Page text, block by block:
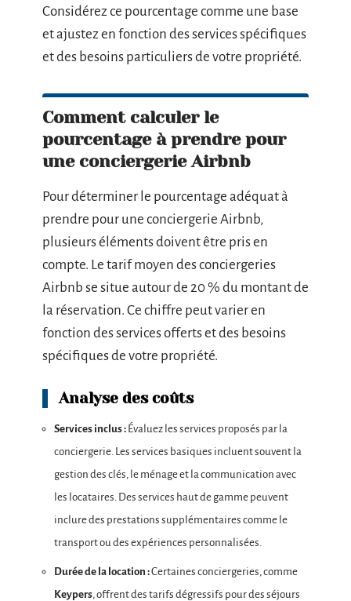
Considérez ce pourcentage comme une base
et ajustez en fonction des services spécifiques
et des besoins particuliers de votre propriété.
Comment calculer le
pourcentage à prendre pour
une conciergerie Airbnb
Pour déterminer le pourcentage adéquat à
prendre pour une conciergerie Airbnb,
plusieurs éléments doivent être pris en
compte. Le tarif moyen des conciergeries
Airbnb se situe autour de 20 % du montant de
la réservation. Ce chiffre peut varier en
fonction des services offerts et des besoins
spécifiques de votre propriété.
Analyse des coûts
Services inclus : Évaluez les services proposés par la
conciergerie. Les services basiques incluent souvent la
gestion des clés, le ménage et la communication avec
les locataires. Des services haut de gamme peuvent
inclure des prestations supplémentaires comme le
transport ou des expériences personnalisées.
Durée de la location :Certaines conciergeries, comme
Keypers, offrent des tarifs dégressifs pour des séjours